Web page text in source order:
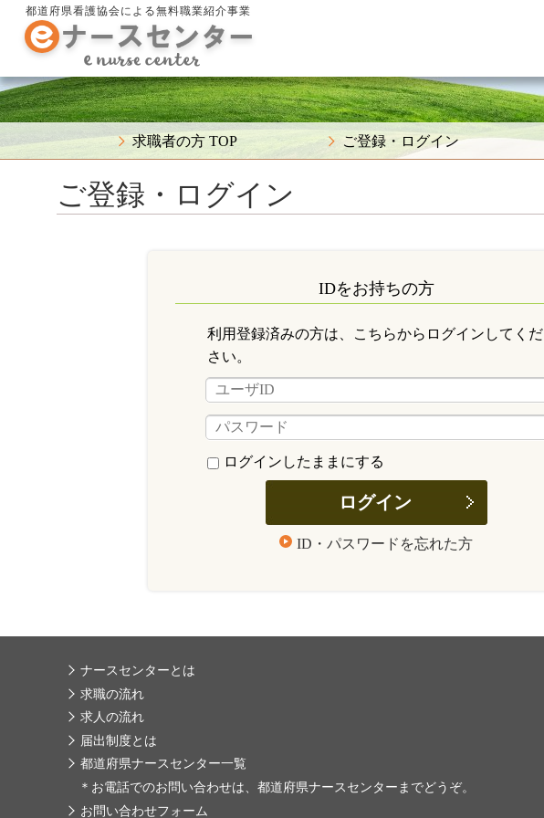
都道府県看護協会による無料職業紹介事業
求職者の方 TOP ご登録・ログイン
ご登録・ログイン
IDをお持ちの方
利用登録済みの方は、こちらからログインしてくだ
さい。
ログインしたままにする
ID・パスワードを忘れた方
ナースセンターとは
求職の流れ
求人の流れ
届出制度とは
都道府県ナースセンター一覧
＊ お電話でのお問い合わせは、都道府県ナースセンターまでどうぞ。
お問い合わせフォーム